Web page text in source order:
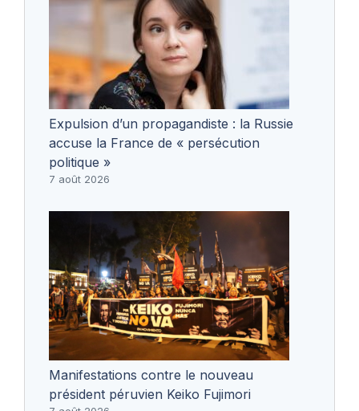
Expulsion d’un propagandiste : la Russie
accuse la France de « persécution
politique »
7 août 2026
Manifestations contre le nouveau
président péruvien Keiko Fujimori